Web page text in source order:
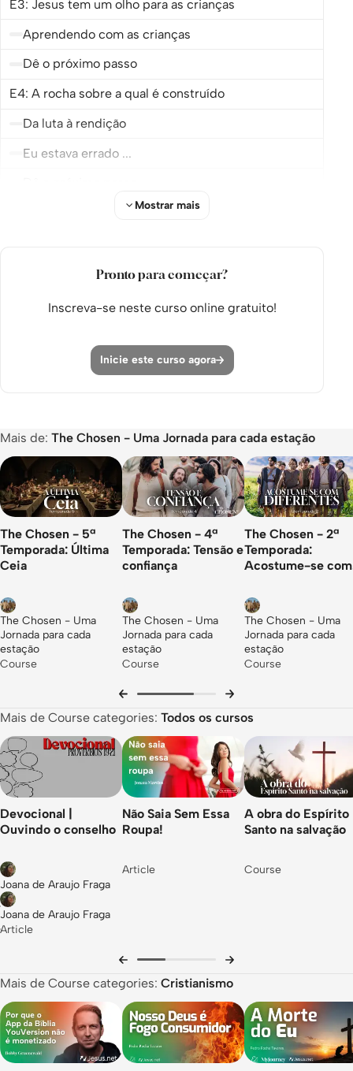
E3: Jesus tem um olho para as crianças
Aprendendo com as crianças
Dê o próximo passo
E4: A rocha sobre a qual é construído
Da luta à rendição
Eu estava errado ...
E5: O Presente de Casamento
Os alunos mais brilhantes?
Um Jesus dançante
E6: Compaixão Indescritível
Dê o próximo passo
E7: Convites
Um convite aberto
De nada!
Use seus talentos
Dê o próximo passo
E8: Eu sou ele
Você estava tão perto...
Dê o próximo passo
Revisão do curso
Mostrar mais
Pronto para começar?
Inscreva-se neste curso online gratuito!
Inicie este curso agora
Mais de: The Chosen - Uma Jornada para cada estação
The Chosen - 5ª
Temporada: Última
Ceia
The Chosen - Uma
Jornada para cada
estação
Course
The Chosen - 4ª
Temporada: Tensão e
confiança
The Chosen - Uma
Jornada para cada
estação
Course
The Chosen - 2ª
Temporada:
Acostume-se com
The Chosen - Uma
Jornada para cada
estação
Course
Mais de Course categories: Todos os cursos
Devocional |
Ouvindo o conselho
Joana de Araujo Fraga
Joana de Araujo Fraga
Article
Não Saia Sem Essa
Roupa!
Article
A obra do Espírito
Santo na salvação
Course
Mais de Course categories: Cristianismo